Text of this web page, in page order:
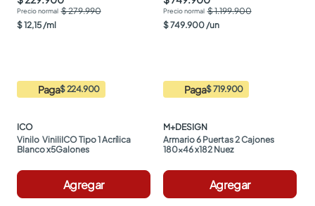
$ 279.990
$12,15/ml
Paga$ 224.900
ICO
Vinilo  ViniliICO Tipo 1 Acrílica
Blanco x5Galones
Agregar
$ 1.199.900
$749.900/un
Paga$ 719.900
M+DESIGN
Armario 6 Puertas 2 Cajones
180x46 x182 Nuez
Agregar